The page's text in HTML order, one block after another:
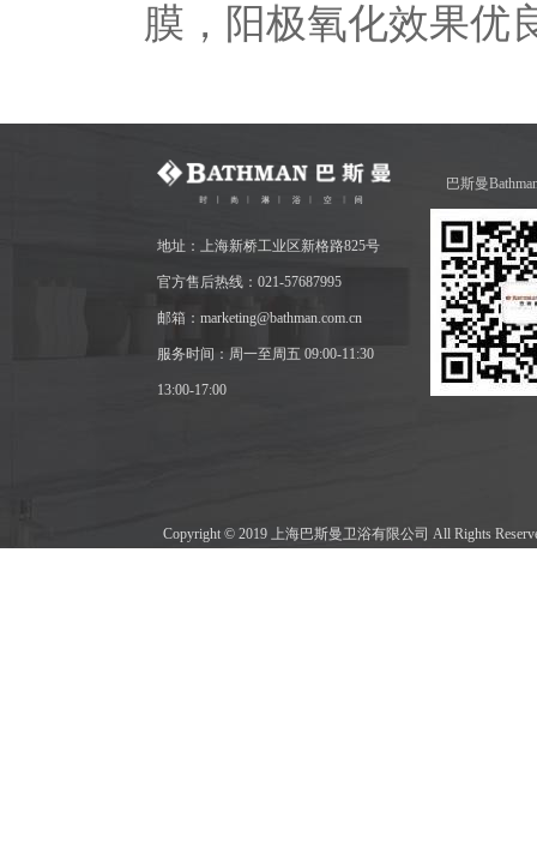
膜，阳极氧化效果优
地址：上海新桥工业区新格路825号
官方售后热线：021-57687995
邮箱：marketing@bathman.com.cn
服务时间：周一至周五 09:00-11:30
13:00-17:00
巴斯曼
Copyright © 2019 上海巴斯曼卫浴有限公司 All Rights